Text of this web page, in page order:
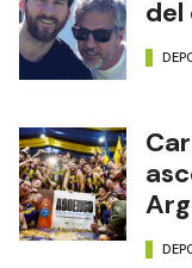
del